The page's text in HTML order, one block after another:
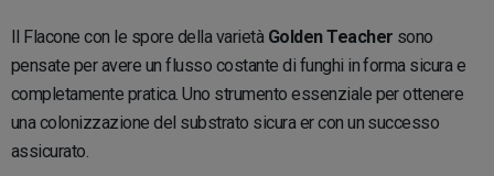
Il Flacone con le spore della varietà Golden Teacher sono
pensate per avere un flusso costante di funghi in forma sicura e
completamente pratica. Uno strumento essenziale per ottenere
una colonizzazione del substrato sicura er con un successo
assicurato.